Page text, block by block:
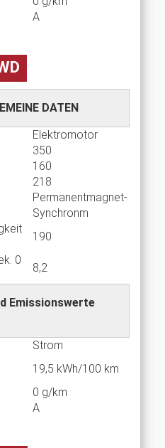
A
DATEN
Elektromotor
350
160
218
Permanentmagnet-
Synchronm
190
0
8,2
Emissionswerte
Strom
19,5 kWh/100 km
0 g/km
A